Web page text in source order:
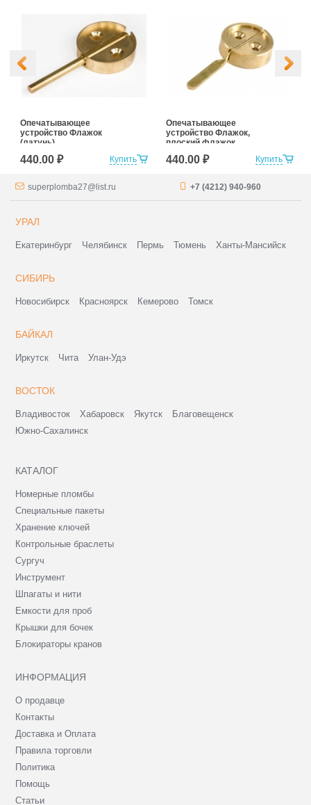
Купить
Опечатывающее
устройство Флажок
(латунь)
440.00 ₽ Купить
Опечатывающее
устройство Флажок,
плоский флажок
440.00 ₽
superplomba27@list.ru +7 (4212) 940-960
УРАЛ
Екатеринбург Челябинск Пермь Тюмень Ханты-Мансийск
СИБИРЬ
Новосибирск Красноярск Кемерово Томск
БАЙКАЛ
Иркутск Чита Улан-Удэ
ВОСТОК
Владивосток Хабаровск Якутск
Благовещенск
Южно-Сахалинск
КАТАЛОГ
Номерные пломбы
Специальные пакеты
Хранение ключей
Контрольные браслеты
Сургуч
Инструмент
Шпагаты и нити
Емкости для проб
Крышки для бочек
Блокираторы кранов
ИНФОРМАЦИЯ
О продавце
Контакты
Доставка и Оплата
Правила торговли
Политика
Помощь
Статьи